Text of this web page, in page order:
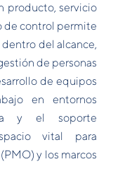
producto, servicio
de control permite
del alcance,
de personas
de equipos
en entornos
y el soporte
vital para
y los marcos